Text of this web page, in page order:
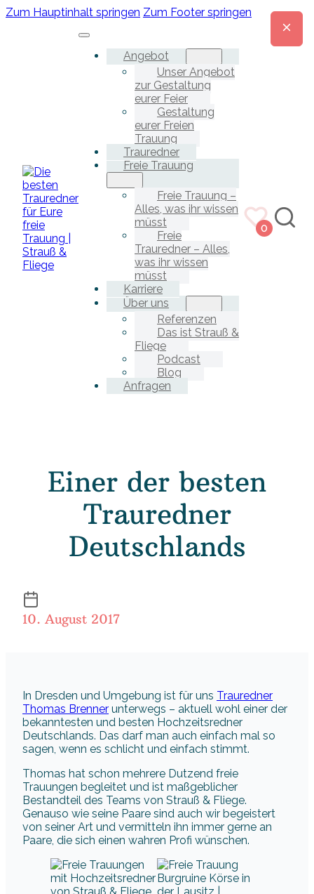
Zum Hauptinhalt springen Zum Footer springen
Angebot
Unser Angebot
zur Gestaltung
eurer Feier
Gestaltung
eurer Freien
Trauung
Trauredner
Freie Trauung
Freie Trauung –
Alles, was ihr wissen
müsst
Freie
Trauredner – Alles,
was ihr wissen
müsst
Karriere
Über uns
Referenzen
Das ist Strauß &
Fliege
Podcast
Blog
Anfragen
0
Einer der besten
Trauredner
Deutschlands
10. August 2017
In Dresden und Umgebung ist für uns Trauredner
Thomas Brenner unterwegs – aktuell wohl einer der
bekanntesten und besten Hochzeitsredner
Deutschlands. Das darf man auch einfach mal so
sagen, wenn es schlicht und einfach stimmt.
Thomas hat schon mehrere Dutzend freie
Trauungen begleitet und ist maßgeblicher
Bestandteil des Teams von Strauß & Fliege.
Genauso wie seine Paare sind auch wir begeistert
von seiner Art und vermitteln ihn immer gerne an
Paare, die sich einen wahren Profi wünschen.